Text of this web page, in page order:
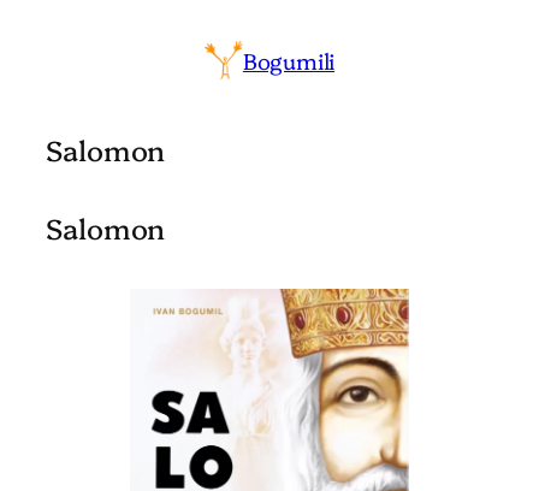
Bogumili
Salomon
Salomon